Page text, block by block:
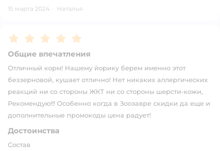
15 марта 2024 · Наталья
Рейтинг:5
Общие впечатления
Отличный корм! Нашему йорику берем именно этот
беззерновой, кушает отлично! Нет никаких аллергических
реакций ни со стороны ЖКТ ни со стороны шерсти-кожи,
Рекомендую!!! Особенно когда в Зоозавре скидки да еще и
дополнительные промокоды цена радует!
Достоинства
Состав